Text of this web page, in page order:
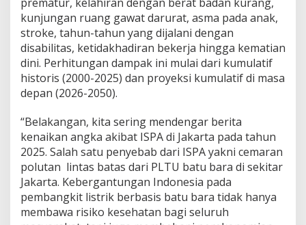
kunjungan ruang gawat darurat, asma pada anak,
stroke, tahun-tahun yang dijalani dengan
disabilitas, ketidakhadiran bekerja hingga kematian
dini. Perhitungan dampak ini mulai dari kumulatif
historis (2000-2025) dan proyeksi kumulatif di masa
depan (2026-2050).
“Belakangan, kita sering mendengar berita
kenaikan angka akibat ISPA di Jakarta pada tahun
2025. Salah satu penyebab dari ISPA yakni cemaran
polutan lintas batas dari PLTU batu bara di sekitar
Jakarta. Kebergantungan Indonesia pada
pembangkit listrik berbasis batu bara tidak hanya
membawa risiko kesehatan bagi seluruh